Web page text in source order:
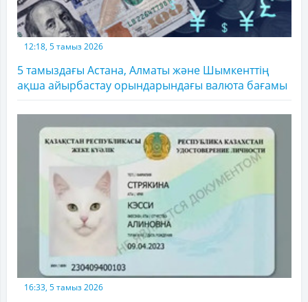
12:18, 5 тамыз 2026
5 тамыздағы Астана, Алматы және Шымкенттің
ақша айырбастау орындарындағы валюта бағамы
16:33, 5 тамыз 2026